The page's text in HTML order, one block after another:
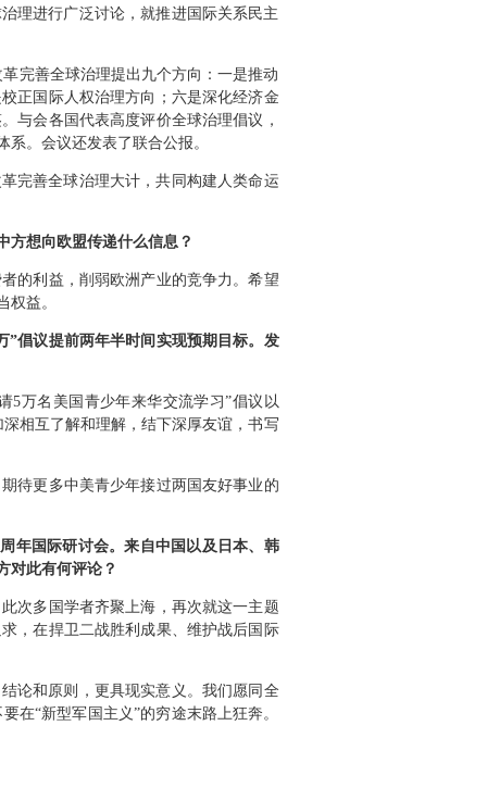
理进行广泛讨论，就推进国际关系民主
完善全球治理提出九个方向：一是推动
正国际人权治理方向；六是深化经济金
与会各国代表高度评价全球治理倡议，
。会议还发表了联合公报。
完善全球治理大计，共同构建人类命运
方想向欧盟传递什么信息？
的利益，削弱欧洲产业的竞争力。希望
益。
”倡议提前两年半时间实现预期目标。发
5万名美国青少年来华交流学习”倡议以
相互了解和理解，结下深厚友谊，书写
待更多中美青少年接过两国友好事业的
年国际研讨会。来自中国以及日本、韩
对此有何评论？
次多国学者齐聚上海，再次就这一主题
，在捍卫二战胜利成果、维护战后国际
论和原则，更具现实意义。我们愿同全
在“新型军国主义”的穷途末路上狂奔。